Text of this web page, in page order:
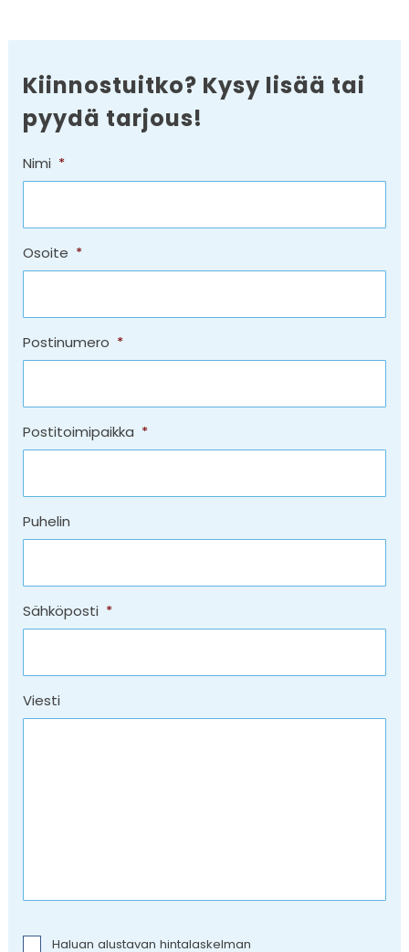
Kiinnostuitko? Kysy lisää tai
pyydä tarjous!
Nimi *
Osoite *
Postinumero *
Postitoimipaikka *
Puhelin
Sähköposti *
Viesti
Haluan alustavan hintalaskelman